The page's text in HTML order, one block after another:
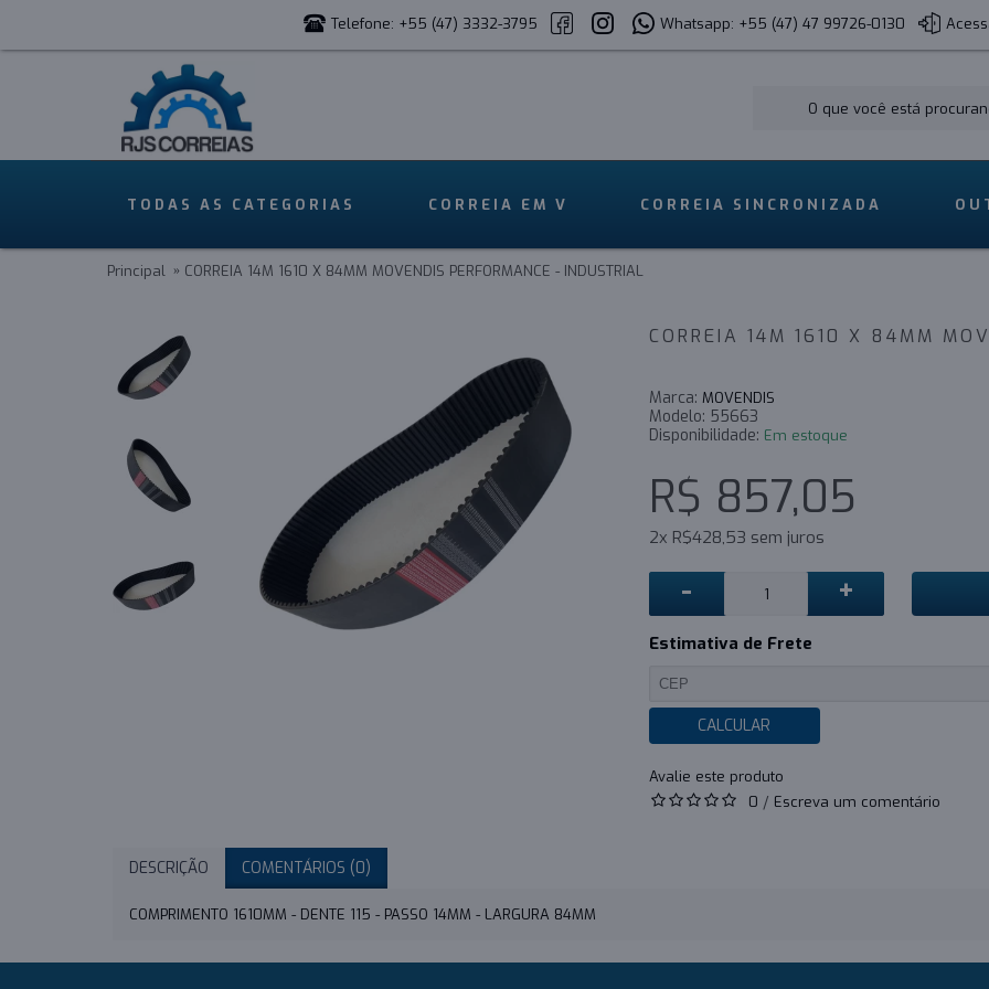
Telefone: +55 (47) 3332-3795 Whatsapp: +55 (47) 47 99726-0130
TODAS AS CATEGORIAS CORREIA EM V CORREIA SINCRONIZADA
Principal CORREIA 14M 1610 X 84MM MOVENDIS PERFORMANCE - INDUSTRIAL
Marca: MOVENDIS
Modelo: 55663
Disponibilidade: Em estoque
R$ 857,05
2x R$428,53 sem juros
- +
Estimativa de Frete
CALCULAR
0 / Escreva um comentário
DESCRIÇÃO COMENTÁRIOS (0)
COMPRIMENTO 1610MM - DENTE 115 - PASSO 14MM - LARGURA 84MM